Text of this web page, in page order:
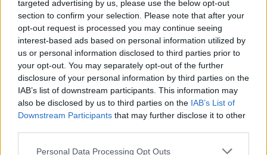
targeted advertising by us, please use the below opt-out
section to confirm your selection. Please note that after your
opt-out request is processed you may continue seeing
interest-based ads based on personal information utilized by
us or personal information disclosed to third parties prior to
your opt-out. You may separately opt-out of the further
disclosure of your personal information by third parties on the
IAB’s list of downstream participants. This information may
also be disclosed by us to third parties on the IAB’s List of
Downstream Participants that may further disclose it to other
Personal Data Processing Opt Outs
DANIATTRACT
Publicado 18 de Mayo del 2010
Nephilim dijo:
mi coche ya trae de serie el "medidor de temperatura del
aceite", la información sale en el FIS, pero hay que estar
dándole al botoncito cada 20 segundos para que la
reloj de estos, o de no tener que estar dándole al botoncito